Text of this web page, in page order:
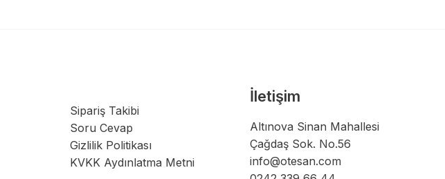
Sipariş Takibi
Soru Cevap
Gizlilik Politikası
KVKK Aydınlatma Metni
İletişim
Altınova Sinan Mahallesi
Çağdaş Sok. No.56
info@otesan.com